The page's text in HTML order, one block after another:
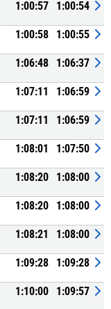
1:00:57 1:00:54
1:00:58 1:00:55
1:06:48 1:06:37
1:07:11 1:06:59
1:07:11 1:06:59
1:08:01 1:07:50
1:08:20 1:08:00
1:08:20 1:08:00
1:08:21 1:08:00
1:09:28 1:09:28
1:10:00 1:09:57